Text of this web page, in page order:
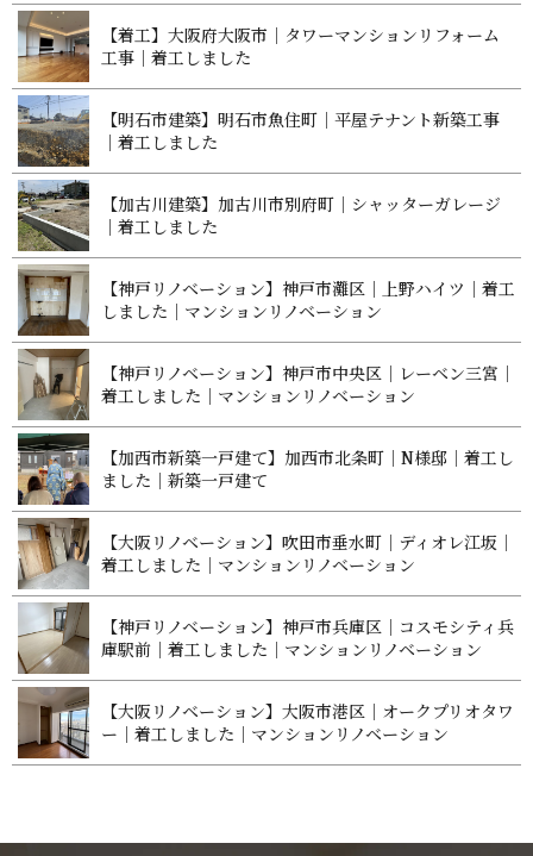
【着工】大阪府大阪市｜タワーマンションリフォーム
工事｜着工 し ま し た
【明石市建築】明石市魚住町｜平屋テナント新築工事
｜着工 し ま し た
【加古川建築】加古川市別府町｜シャッターガレージ
｜着工 し ま し た
【神戸リノベーション】神戸市灘区｜上野ハイツ｜着工
しました｜マンションリノベ ー シ ョ ン
【神戸リノベーション】神戸市中央区｜レーベン三宮｜
着工しました｜マンションリノベ ー シ ョ ン
【加西市新築一戸建て】加西市北条町｜N様邸｜着工し
ました｜新築 一 戸 建 て
【大阪リノベーション】吹田市垂水町｜ディオレ江坂｜
着工しました｜マンションリノベ ー シ ョ ン
【神戸リノベーション】神戸市兵庫区｜コスモシティ兵
庫駅前｜着工しました｜マンションリノベ ー シ ョ ン
【大阪リノベーション】大阪市港区｜オークプリオタワ
ー｜着工しました｜マンションリノベ ー シ ョ ン